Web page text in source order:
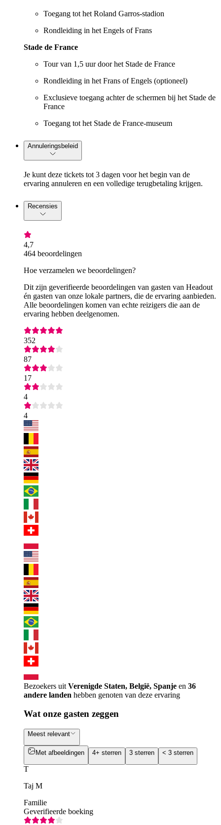
Toegang tot het Roland Garros-stadion
Rondleiding in het Engels of Frans
Stade de France
Tour van 1,5 uur door het Stade de France
Rondleiding in het Frans of Engels (optioneel)
Exclusieve toegang achter de schermen bij het Stade de
France
Toegang tot het Stade de France-museum
Annuleringsbeleid
Je kunt deze tickets tot 3 dagen voor het begin van de
ervaring annuleren en een volledige terugbetaling krijgen.
Recensies
4,7
464 beoordelingen
Hoe verzamelen we beoordelingen?
Dit zijn geverifieerde beoordelingen van gasten van Headout
én gasten van onze lokale partners, die de ervaring aanbieden.
Alle beoordelingen komen van echte reizigers die aan de
ervaring hebben deelgenomen.
352
87
17
4
4
Bezoekers uit Verenigde Staten, België, Spanje en 36
andere landen hebben genoten van deze ervaring
Wat onze gasten zeggen
Meest relevant
Met afbeeldingen 4+ sterren 3 sterren < 3 sterren
T
Taj M
Familie
Geverifieerde boeking